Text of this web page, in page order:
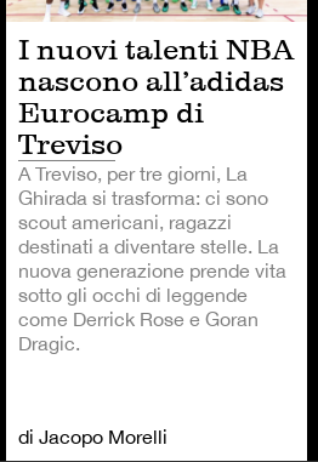
I nuovi talenti NBA
nascono all’adidas
Eurocamp di
Treviso
A Treviso, per tre giorni, La
Ghirada si trasforma: ci sono
scout americani, ragazzi
destinati a diventare stelle. La
nuova generazione prende vita
sotto gli occhi di leggende
come Derrick Rose e Goran
Dragic.
di Jacopo Morelli